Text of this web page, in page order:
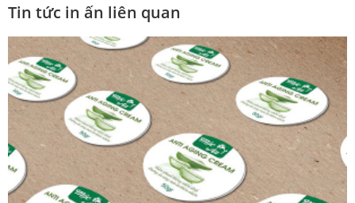
Tin tức in ấn liên quan